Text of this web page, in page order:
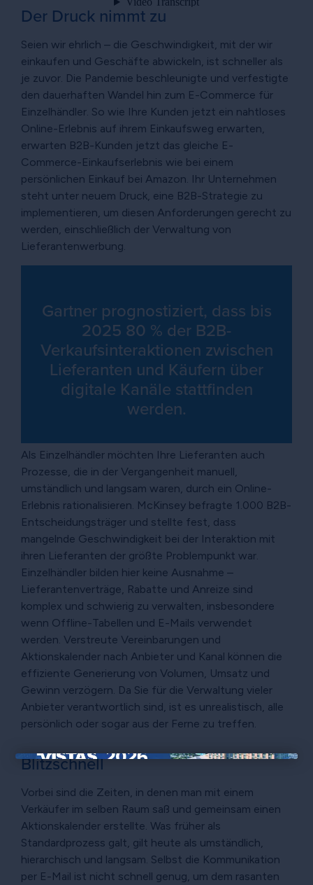
Der Druck nimmt zu
Seien wir ehrlich – die Geschwindigkeit, mit der wir
einkaufen und Geschäfte abwickeln, ist schneller als
je zuvor. Die Pandemie beschleunigte und verfestigte
den dauerhaften Wandel hin zum E-Commerce für
Einzelhändler. So wie Ihre Kunden jetzt ein nahtloses
Online-Erlebnis auf ihrem Einkaufsweg erwarten,
erwarten B2B-Kunden jetzt das gleiche E-
Commerce-Einkaufserlebnis wie bei einem
persönlichen Einkauf bei Amazon. Ihr Unternehmen
steht unter neuem Druck, eine B2B-Strategie zu
implementieren, um diesen Anforderungen gerecht zu
werden, einschließlich der Verwaltung von
Lieferantenwerbung.
Gartner prognostiziert, dass bis
2025 80 % der B2B-
Verkaufsinteraktionen zwischen
Lieferanten und Käufern über
digitale Kanäle stattfinden
werden.
Als Einzelhändler möchten Ihre Lieferanten auch
Prozesse, die in der Vergangenheit manuell,
umständlich und langsam waren, durch ein Online-
Erlebnis rationalisieren. McKinsey befragte 1.000 B2B-
Entscheidungsträger und stellte fest, dass
mangelnde Geschwindigkeit bei der Interaktion mit
ihren Lieferanten der größte Problempunkt war.
Einzelhändler bilden hier keine Ausnahme –
Lieferantenverträge, Rabatte und Anreize sind
komplex und schwierig zu verwalten, insbesondere
wenn Offline-Tabellen und E-Mails verwendet
werden. Verstreute Vereinbarungen und
Aktionskalender nach Anbieter und Kanal können die
effiziente Generierung von Volumen, Umsatz und
Gewinn verzögern. Da Sie für die Verwaltung vieler
Anbieter verantwortlich sind, ist es unrealistisch, alle
persönlich oder sogar aus der Ferne zu treffen.
Blitzschnell
Vorbei sind die Zeiten, in denen man mit einem
Verkäufer im selben Raum saß und gemeinsam einen
Aktionskalender erstellte. Was früher als
Standardprozess galt, gilt heute als umständlich,
hierarchisch und langsam. Selbst die Kommunikation
per E-Mail ist nicht schnell genug, um dem rasanten